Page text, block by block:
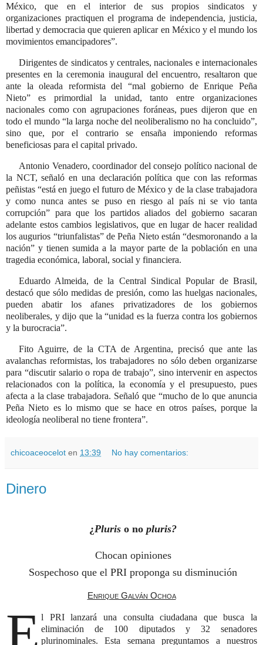
México, que en el interior de sus propios sindicatos y
organizaciones practiquen el programa de independencia, justicia,
libertad y democracia que quieren aplicar en México y el mundo los
movimientos emancipadores .
Dirigentes de sindicatos y centrales, nacionales e internacionales
presentes en la ceremonia inaugural del encuentro, resaltaron que
ante la oleada reformista del
mal gobierno de Enrique Peña
Nieto
es primordial la unidad, tanto entre organizaciones
nacionales como con agrupaciones foráneas, pues dijeron que en
todo el mundo
la larga noche del neoliberalismo no ha concluido ,
sino que, por el contrario se ensaña imponiendo reformas
beneficiosas para el capital privado.
Antonio Venadero, coordinador del consejo político nacional de
la NCT, señaló en una declaración política que con las reformas
peñistas está en juego el futuro de México y de la clase trabajadora
y como nunca antes se puso en riesgo al país ni se vio tanta
corrupción
para que los partidos aliados del gobierno sacaran
adelante estos cambios legislativos, que en lugar de hacer realidad
los augurios
triunfalistas de Peña Nieto están desmoronando a la
nación
y tienen sumida a la mayor parte de la población en una
tragedia económica, laboral, social y financiera.
Eduardo Almeida, de la Central Sindical Popular de Brasil,
destacó que sólo medidas de presión, como las huelgas nacionales,
pueden abatir los afanes privatizadores de los gobiernos
neoliberales, y dijo que la unidad es la fuerza contra los gobiernos
y la burocracia .
Fito Aguirre, de la CTA de Argentina, precisó que ante las
avalanchas reformistas, los trabajadores no sólo deben organizarse
para
discutir salario o ropa de trabajo , sino intervenir en aspectos
relacionados con la política, la economía y el presupuesto, pues
afecta a la clase trabajadora. Señaló que
mucho de lo que anuncia
Peña Nieto es lo mismo que se hace en otros países, porque la
ideología neoliberal no tiene frontera .
chicoaceocelot en 13:39 No hay comentarios:
Dinero
¿Pluris o no pluris?
Chocan opiniones
Sospechoso que el PRI proponga su disminución
Enrique Galván Ochoa
l PRI lanzará una consulta ciudadana que busca la
eliminación de 100 diputados y 32 senadores
plurinominales. Esta semana preguntamos a nuestros